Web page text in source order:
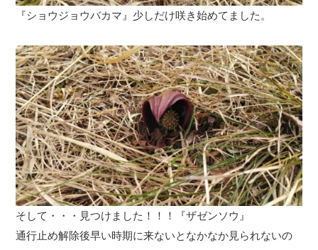
『ショウジョウバカマ』少しだけ咲き始めてました。
そして・・・見つけました！！！『ザゼンソウ』
通行止め解除後早い時期に来ないとなかなか見られないの